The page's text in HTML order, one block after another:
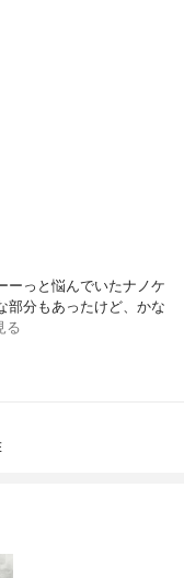
ーっと悩んでいたナノケ
部分もあったけど、かな
る